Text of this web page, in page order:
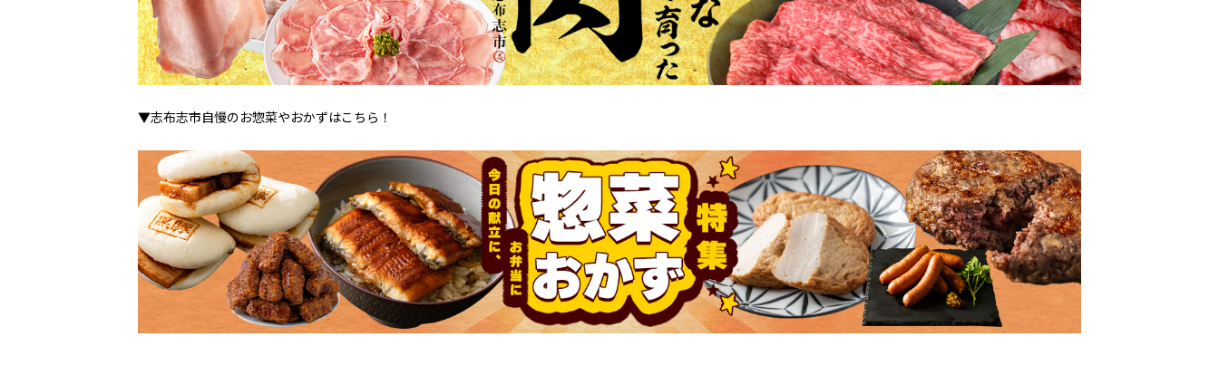
▼志布志市自慢のお惣菜やおかずはこちら！